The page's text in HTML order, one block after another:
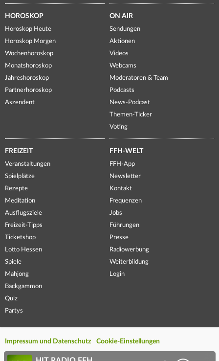
HOROSKOP
Horoskop Heute
Horoskop Morgen
Wochenhoroskop
Monatshoroskop
Jahreshoroskop
Partnerhoroskop
Aszendent
ON AIR
Sendungen
Aktionen
Videos
Webcams
Moderatoren & Team
Podcasts
News-Podcast
Themen-Ticker
Voting
FREIZEIT
Veranstaltungen
Spielplätze
Rezepte
Meditation
Ausflugsziele
Freizeit-Tipps
Ticketshop
Lotto Hessen
Spiele
Mahjong
Backgammon
Quiz
Partys
FFH-WELT
FFH-App
Newsletter
Kontakt
Frequenzen
Jobs
Führungen
Presse
Radiowerbung
Weiterbildung
Login
Impressum und Datenschutz Cookie-Einstellungen